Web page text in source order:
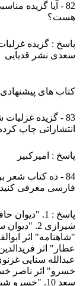
82 - آیا گزیده
هست؟
پاسخ : گزیده
سعدی نشر قدیایی
کتاب های
83 - گزیده
انتشاراتی چاپ
پاسخ : امیرکبیر
84 - ده کتاب شعر
فارسی معرفی
پاسخ : 1.
سعد 10.